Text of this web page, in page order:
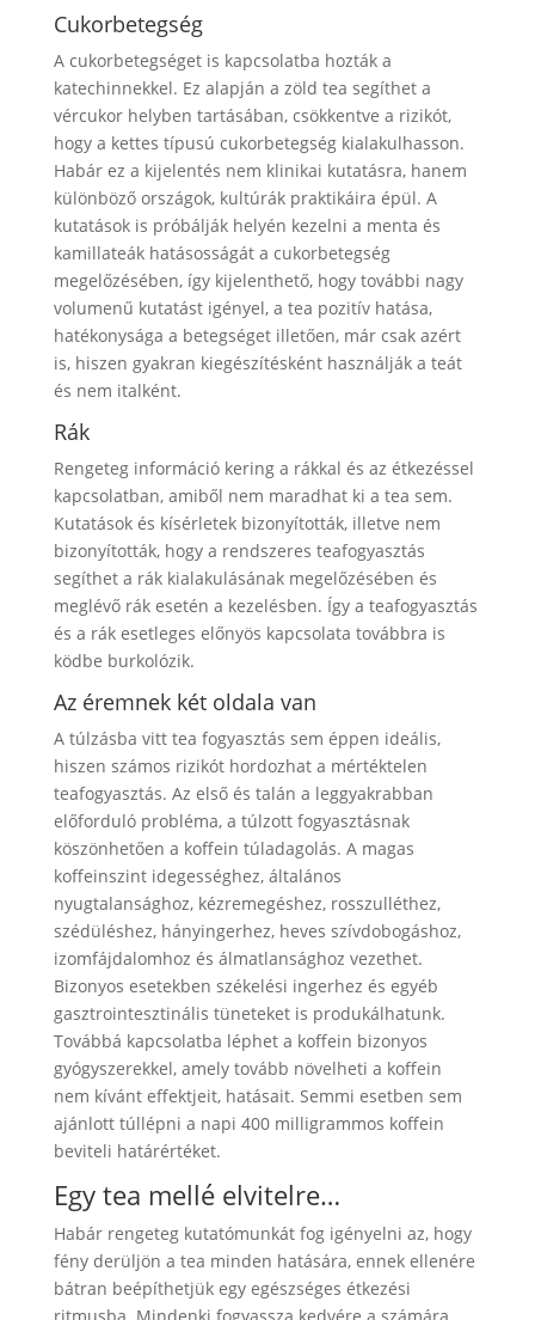
Cukorbetegség
A cukorbetegséget is kapcsolatba hozták a
katechinnekkel. Ez alapján a zöld tea segíthet a
vércukor helyben tartásában, csökkentve a rizikót,
hogy a kettes típusú cukorbetegség kialakulhasson.
Habár ez a kijelentés nem klinikai kutatásra, hanem
különböző országok, kultúrák praktikáira épül. A
kutatások is próbálják helyén kezelni a menta és
kamillateák hatásosságát a cukorbetegség
megelőzésében, így kijelenthető, hogy további nagy
volumenű kutatást igényel, a tea pozitív hatása,
hatékonysága a betegséget illetően, már csak azért
is, hiszen gyakran kiegészítésként használják a teát
és nem italként.
Rák
Rengeteg információ kering a rákkal és az étkezéssel
kapcsolatban, amiből nem maradhat ki a tea sem.
Kutatások és kísérletek bizonyították, illetve nem
bizonyították, hogy a rendszeres teafogyasztás
segíthet a rák kialakulásának megelőzésében és
meglévő rák esetén a kezelésben. Így a teafogyasztás
és a rák esetleges előnyös kapcsolata továbbra is
ködbe burkolózik.
Az éremnek két oldala van
A túlzásba vitt tea fogyasztás sem éppen ideális,
hiszen számos rizikót hordozhat a mértéktelen
teafogyasztás. Az első és talán a leggyakrabban
előforduló probléma, a túlzott fogyasztásnak
köszönhetően a koffein túladagolás. A magas
koffeinszint idegességhez, általános
nyugtalansághoz, kézremegéshez, rosszulléthez,
szédüléshez, hányingerhez, heves szívdobogáshoz,
izomfájdalomhoz és álmatlansághoz vezethet.
Bizonyos esetekben székelési ingerhez és egyéb
gasztrointesztinális tüneteket is produkálhatunk.
Továbbá kapcsolatba léphet a koffein bizonyos
gyógyszerekkel, amely tovább növelheti a koffein
nem kívánt effektjeit, hatásait. Semmi esetben sem
ajánlott túllépni a napi 400 milligrammos koffein
beviteli határértéket.
Egy tea mellé elvitelre…
Habár rengeteg kutatómunkát fog igényelni az, hogy
fény derüljön a tea minden hatására, ennek ellenére
bátran beépíthetjük egy egészséges étkezési